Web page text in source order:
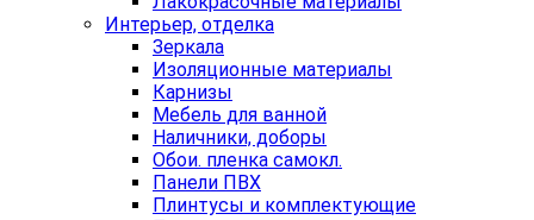
Интерьер, отделка
Зеркала
Изоляционные материалы
Карнизы
Мебель для ванной
Наличники, доборы
Обои. пленка самокл.
Панели ПВХ
Плинтусы и комплектующие